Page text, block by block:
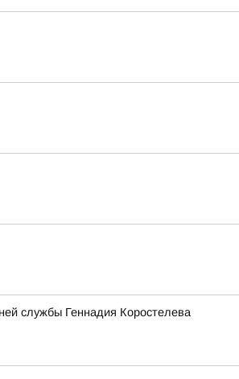
службы Геннадия Коростелева